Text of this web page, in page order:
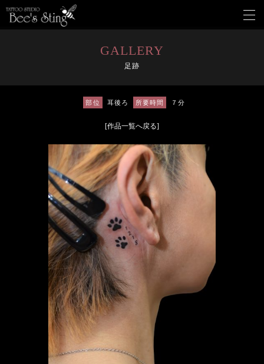
メ
ニ
GALLERY
足跡
部位 耳後ろ 所要時間 ７分